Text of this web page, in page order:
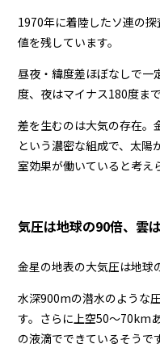
1970年に着陸したソ連の
値を残しています。
昼夜・緯度差ほぼなしで一
度、夜はマイナス180度ま
差を生むのは大気の存在
という濃密な組成で、太陽
室効果が働いていると考え
気圧は地球の90倍、雲
金星の地表の大気圧は地球
水深900mの潜水のような
す。さらに上空50〜70km
の液滴でできているそうで